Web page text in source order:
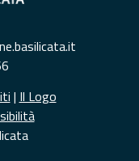
| Il Logo